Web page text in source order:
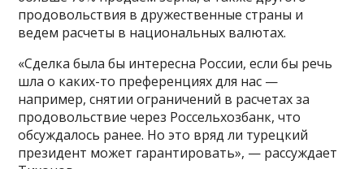
продовольствия в дружественные страны и
ведем расчеты в национальных валютах.
«Сделка была бы интересна России, если бы речь
шла о каких-то преференциях для нас —
например, снятии ограничений в расчетах за
продовольствие через Россельхозбанк, что
обсуждалось ранее. Но это вряд ли турецкий
президент может гарантировать», — рассуждает